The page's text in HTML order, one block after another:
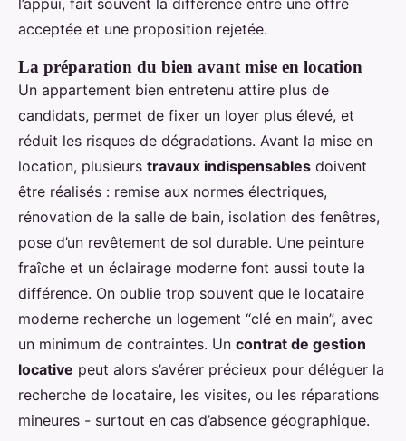
acceptée et une proposition rejetée.
La préparation du bien avant mise en location
Un appartement bien entretenu attire plus de
candidats, permet de fixer un loyer plus élevé, et
réduit les risques de dégradations. Avant la mise en
location, plusieurs travaux indispensables doivent
être réalisés : remise aux normes électriques,
rénovation de la salle de bain, isolation des fenêtres,
pose d’un revêtement de sol durable. Une peinture
fraîche et un éclairage moderne font aussi toute la
différence. On oublie trop souvent que le locataire
moderne recherche un logement “clé en main”, avec
un minimum de contraintes. Un contrat de gestion
locative peut alors s’avérer précieux pour déléguer la
recherche de locataire, les visites, ou les réparations
mineures - surtout en cas d’absence géographique.